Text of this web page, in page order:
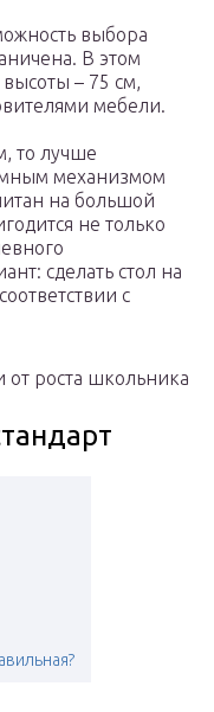
выбора
В этом
высоты – 75 см,
мебели.
то лучше
механизмом
на большой
не только
сделать стол на
с
от роста школьника